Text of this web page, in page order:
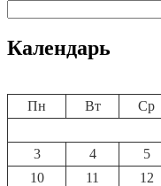
Календарь
Пн
Вт Ср
3
4 5
10
11 12